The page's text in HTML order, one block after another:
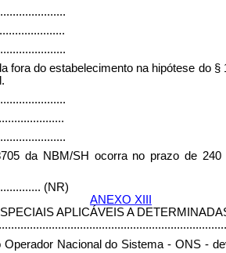
do estabelecimento na hipótese do
da NBM/SH ocorra no prazo de
(NR)
ANEXO XIII
APLICÁVEIS A
Nacional do Sistema - ONS -